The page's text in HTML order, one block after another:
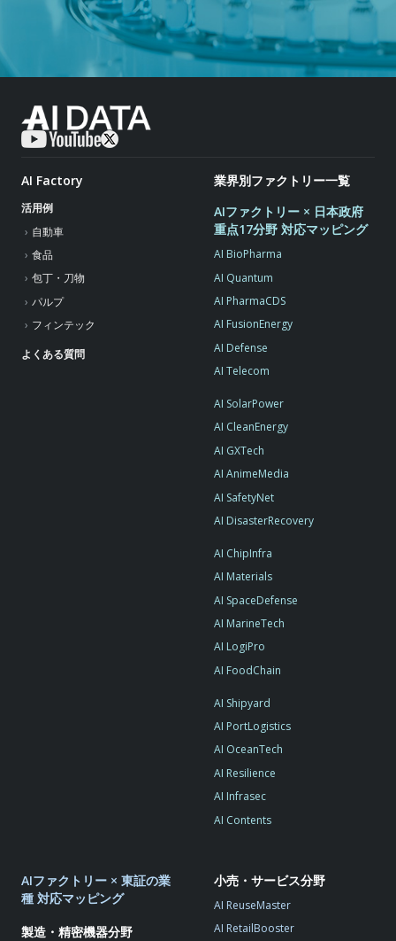
AI Factory
活用例
自動車
食品
包丁・刀物
パルプ
フィンテック
よくある質問
業界別ファクトリー一覧
AIファクトリー × 日本政府
重点17分野 対応マッピング
AI BioPharma
AI Quantum
AI PharmaCDS
AI FusionEnergy
AI Defense
AI Telecom
AI SolarPower
AI CleanEnergy
AI GXTech
AI AnimeMedia
AI SafetyNet
AI DisasterRecovery
AI ChipInfra
AI Materials
AI SpaceDefense
AI MarineTech
AI LogiPro
AI FoodChain
AI Shipyard
AI PortLogistics
AI OceanTech
AI Resilience
AI Infrasec
AI Contents
AIファクトリー × 東証の業
種 対応マッピング
製造・精密機器分野
小売・サービス分野
AI ReuseMaster
AI RetailBooster